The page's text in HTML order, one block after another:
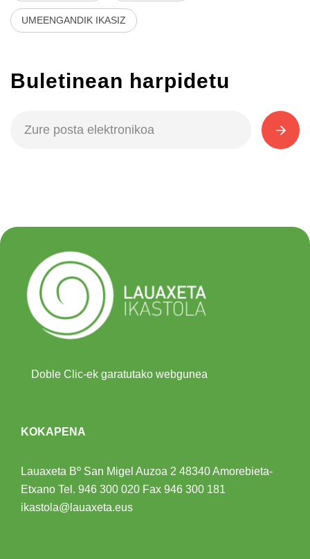
UMEENGANDIK IKASIZ
Buletinean harpidetu
Doble Clic-ek garatutako webgunea
KOKAPENA
Lauaxeta Bº San Migel Auzoa 2 48340 Amorebieta-
Etxano Tel. 946 300 020 Fax 946 300 181
ikastola@lauaxeta.eus